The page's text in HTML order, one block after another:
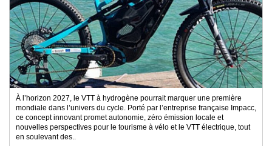
À l’horizon 2027, le VTT à hydrogène pourrait marquer une première
mondiale dans l’univers du cycle. Porté par l’entreprise française Impacc,
ce concept innovant promet autonomie, zéro émission locale et
nouvelles perspectives pour le tourisme à vélo et le VTT électrique, tout
en soulevant des..